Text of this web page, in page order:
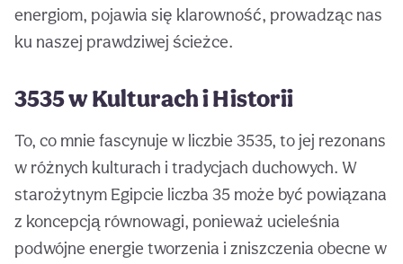
energiom, pojawia się klarowność, prowadząc nas
ku naszej prawdziwej ścieżce.
3535 w Kulturach i Historii
To, co mnie fascynuje w liczbie 3535, to jej rezonans
w różnych kulturach i tradycjach duchowych. W
starożytnym Egipcie liczba 35 może być powiązana
z koncepcją równowagi, ponieważ ucieleśnia
podwójne energie tworzenia i zniszczenia obecne w